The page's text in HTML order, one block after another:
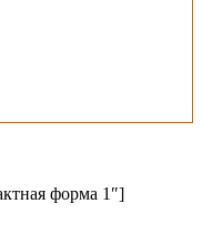
форма 1″]